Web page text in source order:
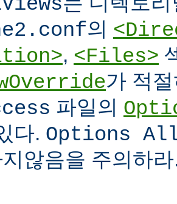
의
, <Files>
가 적
파일의
다. Options
않음을 주의하